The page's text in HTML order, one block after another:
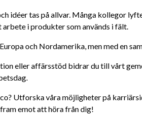
idéer tas på allvar. Många kollegor
i produkter som används i fält.
och Nordamerika, men med en
eller affärsstöd bidrar du till vårt
Utforska våra möjligheter på
fram emot att höra från dig!